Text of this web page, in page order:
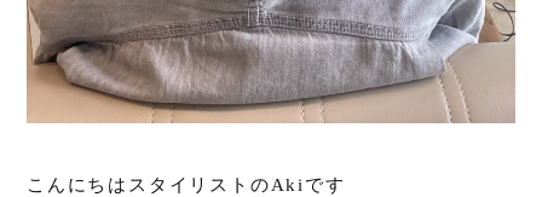
こんにちはスタイリストのAkiです